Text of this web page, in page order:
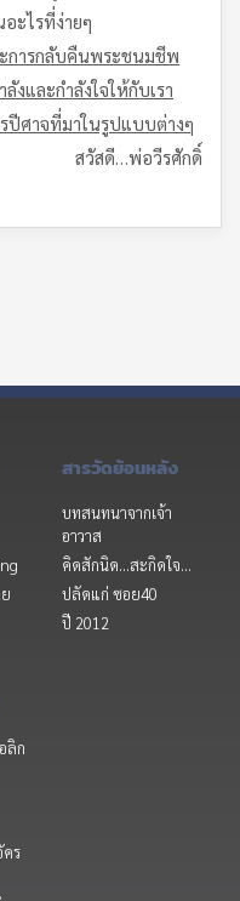
ะไรที่ง่ายๆ
การกลับคืนพระชนมชีพ
งและกำลังใจให้กับเรา
ปีศาจที่มาในรูปแบบต่างๆ
สวัสดี…พ่อวีรศักดิ์
สารวัดย้อนหลัง
บทสนทนาจากเจ้า
อาวาส
คิดสักนิด...สะกิดใจ...
ปลัดแก่ ซอย40
ปี 2012
ลิก
ร